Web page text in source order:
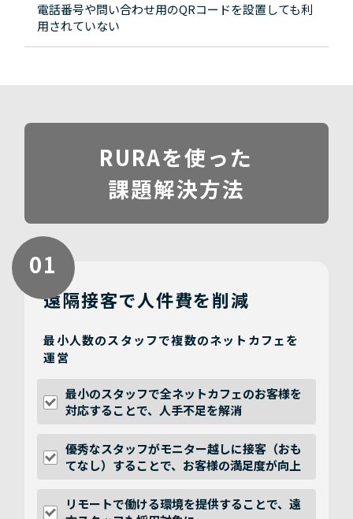
電話番号や問い合わせ用のQRコードを設置しても利
用されていない
RURAを使った
課題解決方法
01
遠隔接客で人件費を削減
最小人数のスタッフで複数のネットカフェを
運営
最小のスタッフで全ネットカフェのお客様を
対応することで、人手不足を解消
優秀なスタッフがモニター越しに接客（おも
てなし）することで、お客様の満足度が向上
リモートで働ける環境を提供することで、遠